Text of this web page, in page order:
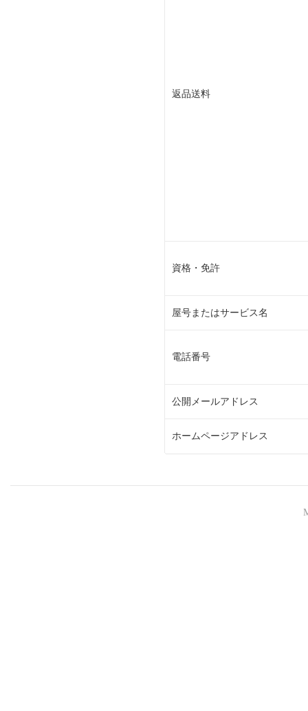
返品送料
資格・免許
屋号またはサービス名
電話番号
公開メールアドレス
ホームページアドレス